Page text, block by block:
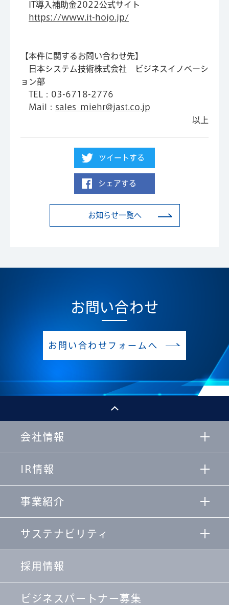
IT導入補助金2022公式サイト
https://www.it-hojo.jp/
【本件に関するお問い合わせ先】
日本システム技術株式会社 ビジネスイノベーシ
ョン部
TEL：03-6718-2776
Mail： sales_miehr@jast.co.jp
以上
ツイートする
シェアする
お知らせ一覧へ
お問い合わせ
お問い合わせフォームへ
会社情報
IR情報
事業紹介
サステナビリティ
採用情報
ビジネスパートナー募集